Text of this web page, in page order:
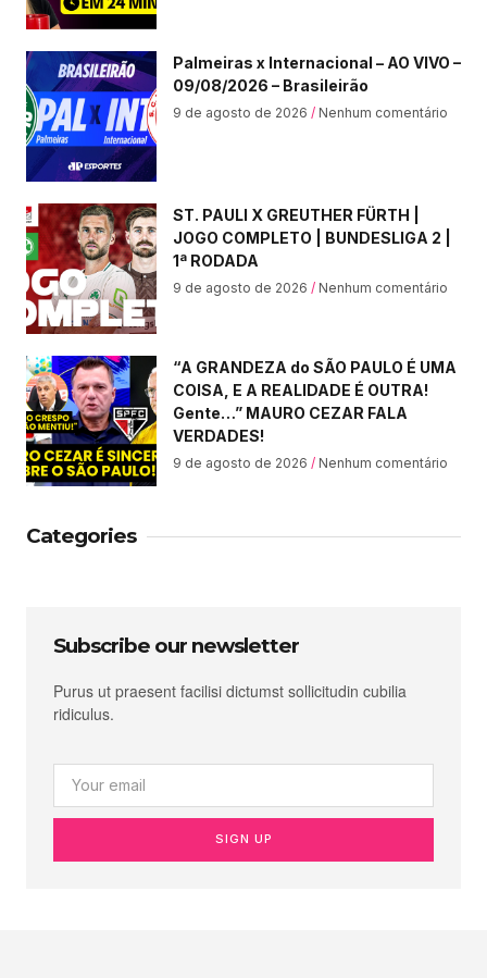
Palmeiras x Internacional – AO VIVO –
09/08/2026 – Brasileirão
9 de agosto de 2026 Nenhum comentário
ST. PAULI X GREUTHER FÜRTH |
JOGO COMPLETO | BUNDESLIGA 2 |
1ª RODADA
9 de agosto de 2026 Nenhum comentário
“A GRANDEZA do SÃO PAULO É UMA
COISA, E A REALIDADE É OUTRA!
Gente…” MAURO CEZAR FALA
VERDADES!
9 de agosto de 2026 Nenhum comentário
Categories
Subscribe our newsletter
Purus ut praesent facilisi dictumst sollicitudin cubilia
ridiculus.
SIGN UP